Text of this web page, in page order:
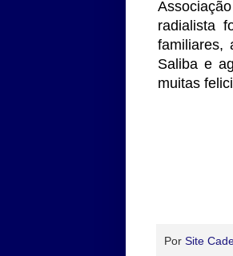
radialista
familiares,
Saliba e
muitas
Por Site